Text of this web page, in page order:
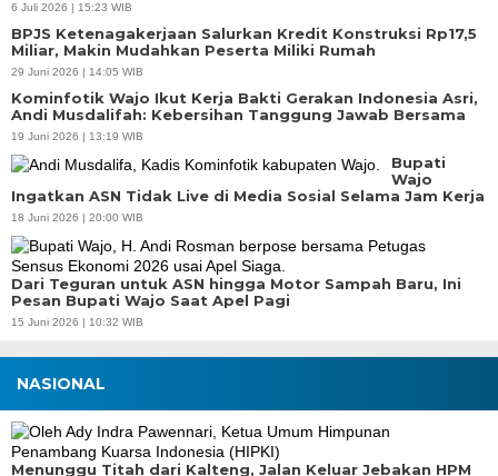
6 Juli 2026 | 15:23 WIB
BPJS Ketenagakerjaan Salurkan Kredit Konstruksi Rp17,5
Miliar, Makin Mudahkan Peserta Miliki Rumah
29 Juni 2026 | 14:05 WIB
Kominfotik Wajo Ikut Kerja Bakti Gerakan Indonesia Asri,
Andi Musdalifah: Kebersihan Tanggung Jawab Bersama
19 Juni 2026 | 13:19 WIB
Bupati
Wajo
Ingatkan ASN Tidak Live di Media Sosial Selama Jam Kerja
18 Juni 2026 | 20:00 WIB
Dari Teguran untuk ASN hingga Motor Sampah Baru, Ini
Pesan Bupati Wajo Saat Apel Pagi
15 Juni 2026 | 10:32 WIB
NASIONAL
Menunggu Titah dari Kalteng, Jalan Keluar Jebakan HPM